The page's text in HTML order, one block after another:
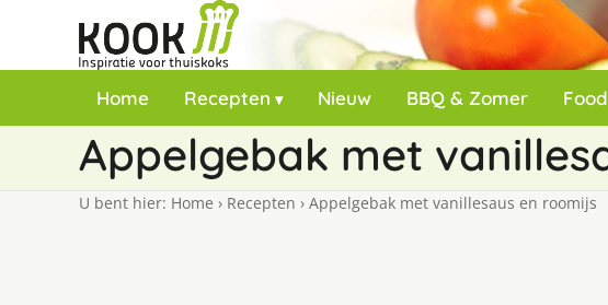
Home Recepten Nieuw BBQ & Zomer
Appelgebak met
U bent hier: Home › Recepten › Appelgebak met vanillesaus en roomijs